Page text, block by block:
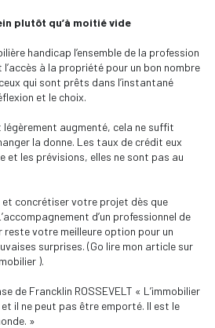
plutôt qu’à moitié vide
handicap l’ensemble de la profession
à la propriété pour un bon nombre
qui sont prêts dans l’instantané
et le choix.
légèrement augmenté, cela ne suffit
la donne. Les taux de crédit eux
et les prévisions, elles ne sont pas au
et concrétiser votre projet dès que
d’un professionnel de
reste votre meilleure option pour un
surprises. (Go lire mon article sur
).
de Francklin ROSSEVELT « L’immobilier
il ne peut pas être emporté. Il est le
»